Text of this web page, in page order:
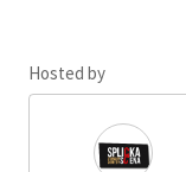
Hosted by